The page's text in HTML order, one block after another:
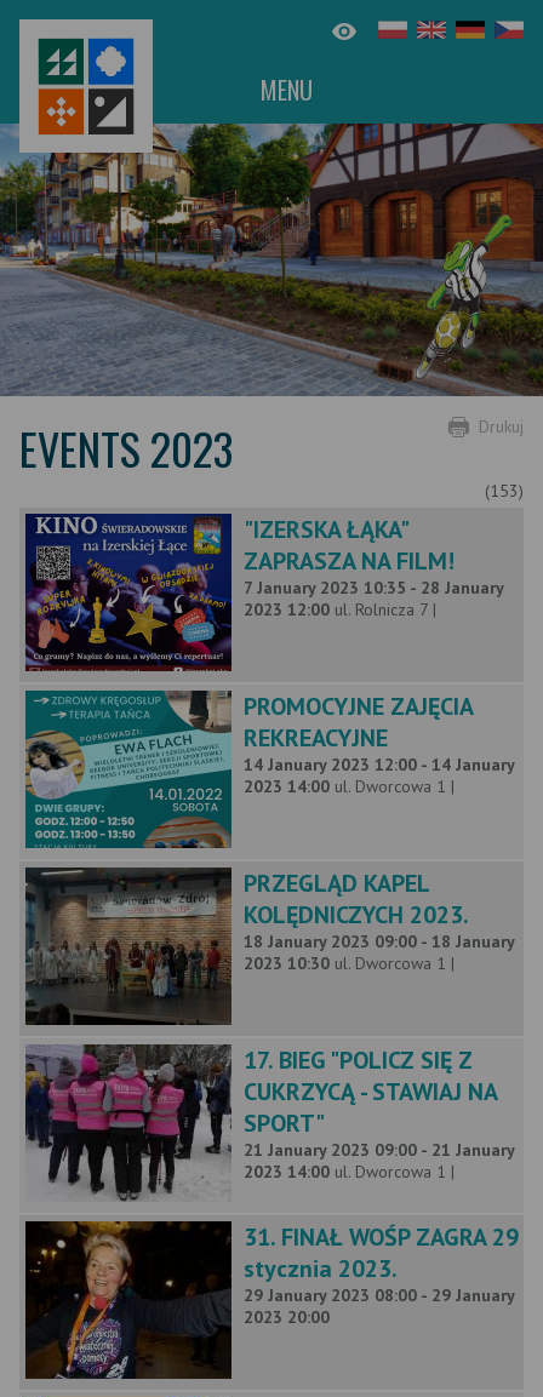
MENU
Drukuj
EVENTS 2023
(153)
"IZERSKA ŁĄKA"
ZAPRASZA NA FILM!
7 January 2023 10:35 - 28 January
2023 12:00 ul. Rolnicza 7 |
PROMOCYJNE ZAJĘCIA
REKREACYJNE
14 January 2023 12:00 - 14 January
2023 14:00 ul. Dworcowa 1 |
PRZEGLĄD KAPEL
KOLĘDNICZYCH 2023.
18 January 2023 09:00 - 18 January
2023 10:30 ul. Dworcowa 1 |
17. BIEG "POLICZ SIĘ Z
CUKRZYCĄ - STAWIAJ NA
SPORT"
21 January 2023 09:00 - 21 January
2023 14:00 ul. Dworcowa 1 |
31. FINAŁ WOŚP ZAGRA 29
stycznia 2023.
29 January 2023 08:00 - 29 January
2023 20:00